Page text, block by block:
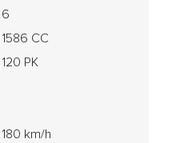
6
1586 CC
120 PK
180 km/h